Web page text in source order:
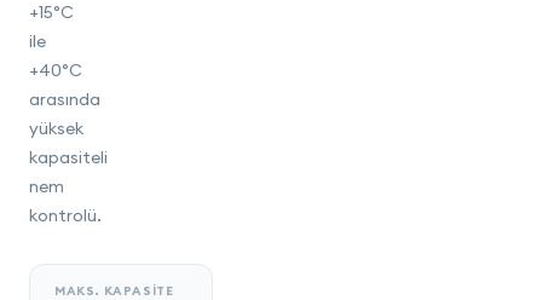
+15°C
ile
+40°C
arasında
yüksek
kapasiteli
nem
kontrolü.
MAKS. KAPASITE